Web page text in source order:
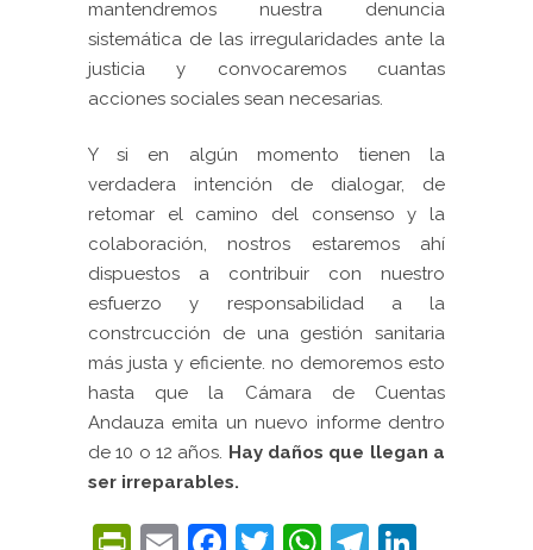
mantendremos nuestra denuncia
sistemática de las irregularidades ante la
justicia y convocaremos cuantas
acciones sociales sean necesarias.
Y si en algún momento tienen la
verdadera intención de dialogar, de
retomar el camino del consenso y la
colaboración, nostros estaremos ahí
dispuestos a contribuir con nuestro
esfuerzo y responsabilidad a la
constrcucción de una gestión sanitaria
más justa y eficiente. no demoremos esto
hasta que la Cámara de Cuentas
Andauza emita un nuevo informe dentro
de 10 o 12 años. Hay daños que llegan a
ser irreparables.